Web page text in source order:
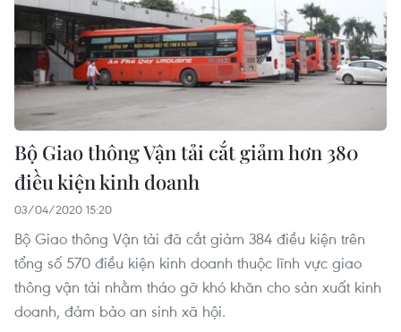
Bộ Giao thông Vận tải cắt giảm hơn 380
điều kiện kinh doanh
03/04/2020 15:20
Bộ Giao thông Vận tải đã cắt giảm 384 điều kiện trên
tổng số 570 điều kiện kinh doanh thuộc lĩnh vực giao
thông vận tải nhằm tháo gỡ khó khăn cho sản xuất kinh
doanh, đảm bảo an sinh xã hội.